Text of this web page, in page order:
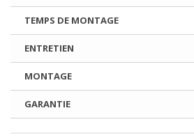
TEMPS DE MONTAGE
ENTRETIEN
MONTAGE
GARANTIE